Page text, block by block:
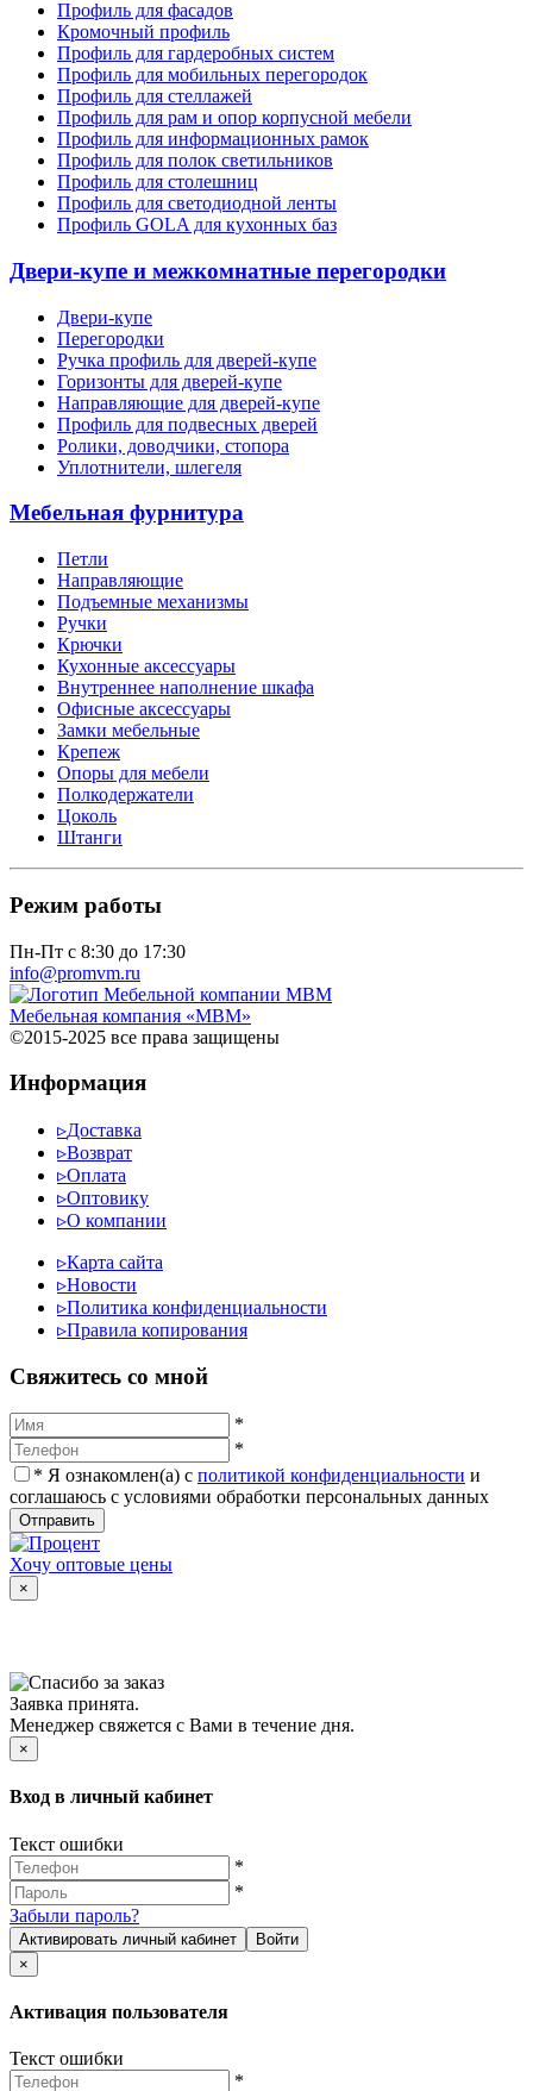
Профиль для фасадов
Кромочный профиль
Профиль для гардеробных систем
Профиль для мобильных перегородок
Профиль для стеллажей
Профиль для рам и опор корпусной мебели
Профиль для информационных рамок
Профиль для полок светильников
Профиль для столешниц
Профиль для светодиодной ленты
Профиль GOLA для кухонных баз
Двери-купе и межкомнатные перегородки
Двери-купе
Перегородки
Ручка профиль для дверей-купе
Горизонты для дверей-купе
Направляющие для дверей-купе
Профиль для подвесных дверей
Ролики, доводчики, стопора
Уплотнители, шлегеля
Мебельная фурнитура
Петли
Направляющие
Подъемные механизмы
Ручки
Крючки
Кухонные аксессуары
Внутреннее наполнение шкафа
Офисные аксессуары
Замки мебельные
Крепеж
Опоры для мебели
Полкодержатели
Цоколь
Штанги
Режим работы
Пн-Пт с 8:30 до 17:30
info@promvm.ru
Мебельная компания «МВМ»
©2015-2025 все права защищены
Информация
▹Доставка
▹Возврат
▹Оплата
▹Оптовику
▹О компании
▹Карта сайта
▹Новости
▹Политика конфиденциальности
▹Правила копирования
Cвяжитесь со мной
*
*
* Я ознакомлен(а) с политикой конфиденциальности и
соглашаюсь с условиями обработки персональных данных
Отправить
Хочу оптовые цены
×
Заявка принята.
Менеджер свяжется с Вами в течение дня.
×
Вход в личный кабинет
Текст ошибки
*
*
Забыли пароль?
Активировать личный кабинет
Войти
×
Активация пользователя
Текст ошибки
*